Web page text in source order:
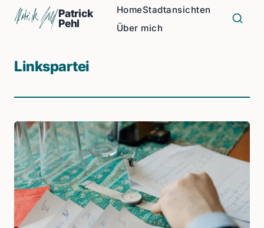
Patrick
Pehl
HomeStadtansichten
Über mich
Linkspartei